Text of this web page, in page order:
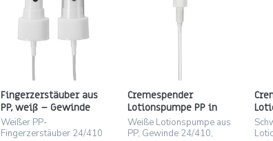
Fingerzerstäuber aus
PP, weiß – Gewinde
24/410, Steigrohr 219
mm
Weißer PP-
Fingerzerstäuber 24/410
Cremespender
Lotionspumpe PP in
Weiß – Gewinde
24/410
Weiße Lotionspumpe aus
PP, Gewinde 24/410,